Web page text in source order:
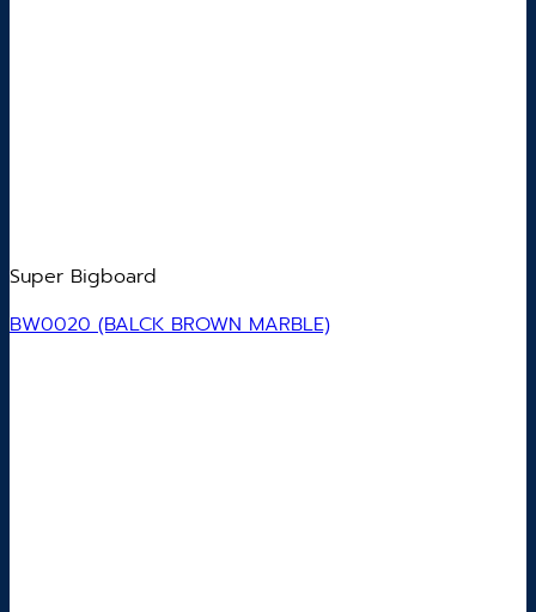
Super Bigboard
BW0020 (BALCK BROWN MARBLE)